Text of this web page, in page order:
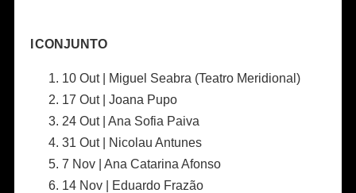
I CONJUNTO
10 Out | Miguel Seabra (Teatro Meridional)
17 Out | Joana Pupo
24 Out | Ana Sofia Paiva
31 Out | Nicolau Antunes
7 Nov | Ana Catarina Afonso
14 Nov | Eduardo Frazão